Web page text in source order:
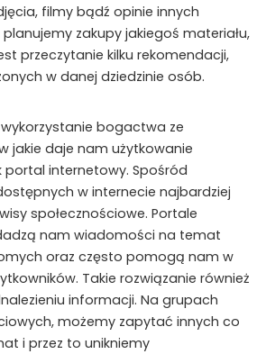
filmy bądź opinie innych
zakupy jakiegoś materiału,
przeczytanie kilku rekomendacji,
w danej dziedzinie osób.
bogactwa ze
jakie daje nam użytkowanie
portal internetowy. Spośród
w internecie najbardziej
społecznościowe. Portale
nam wiadomości na temat
oraz często pomogą nam w
Takie rozwiązanie również
informacji. Na grupach
możemy zapytać innych co
i przez to unikniemy